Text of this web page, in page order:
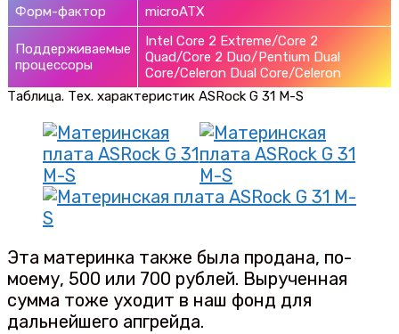
Форм-фактор
microATX
Поддерживаемые
процессоры
Intel Core 2 Extreme/Core 2
Quad/Core 2 Duo/Pentium Dual
Core/Celeron Dual Core/Celeron
Таблица. Тех. характеристик ASRock G 31 M-S
Эта материнка также была продана, по-
моему, 500 или 700 рублей. Вырученная
сумма тоже уходит в наш фонд для
дальнейшего апгрейда.